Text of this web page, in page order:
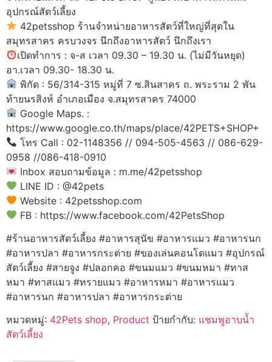
อุปกรณ์สัตว์เลี้ยง
42petsshop ร้านจำหน่ายอาหารสัตว์ที่ใหญ่ที่สุดใน
สมุทรสาคร ครบวงจร นึกถึงอาหารสัตว์ นึกถึงเรา
เปิดทำการ : จ-ส เวลา 09.30 – 19.30 น. (ไม่มีวันหยุด)
อา.เวลา 09.30- 18.30 น.
พิกัด : 56/314-315 หมู่ที่ 7 ซ.สินสาคร ถ. พระราม 2 พัน
ท้ายนรสิงห์ อำเภอเมือง จ.สมุทรสาคร 74000
Google Maps. :
https://www.google.co.th/maps/place/42PETS+SHOP+
โทร Call : 02-1148356 // 094-505-4563 // 086-629-
0958 //086-418-0910
Inbox สอบถามข้อมูล : m.me/42petsshop
LINE ID : @42pets
Website : 42petsshop.com
FB : https://www.facebook.com/42PetsShop
#ร้านอาหารสัตว์เลี้ยง #อาหารสุนัข #อาหารแมว #อาหารนก
#อาหารปลา #อาหารกระต่าย #ของเล่นคอนโดแมว #อุปกรณ์
สัตว์เลี้ยง #สายจูง #ปลอกคอ #ขนมแมว #ขนมหมา #ทาส
หมา #ทาสแมว #ทรายแมว #อาหารหมา #อาหารแมว
#อาหารนก #อาหารปลา #อาหารกระต่าย
หมวดหมู่: 42Pets shop, Product ป้ายกำกับ: แชมพูอาบน้ำ
สัตว์เลี้ยง